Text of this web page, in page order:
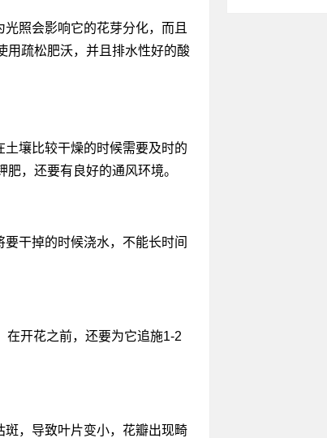
照会影响它的花芽分化，而且
用疏松肥沃，并且排水性好的酸
壤比较干燥的时候需要及时的
，还要有良好的通风环境。
干掉的时候浇水，不能长时间
在开花之前，还要为它追施1-2
，导致叶片变小，花瓣出现畸